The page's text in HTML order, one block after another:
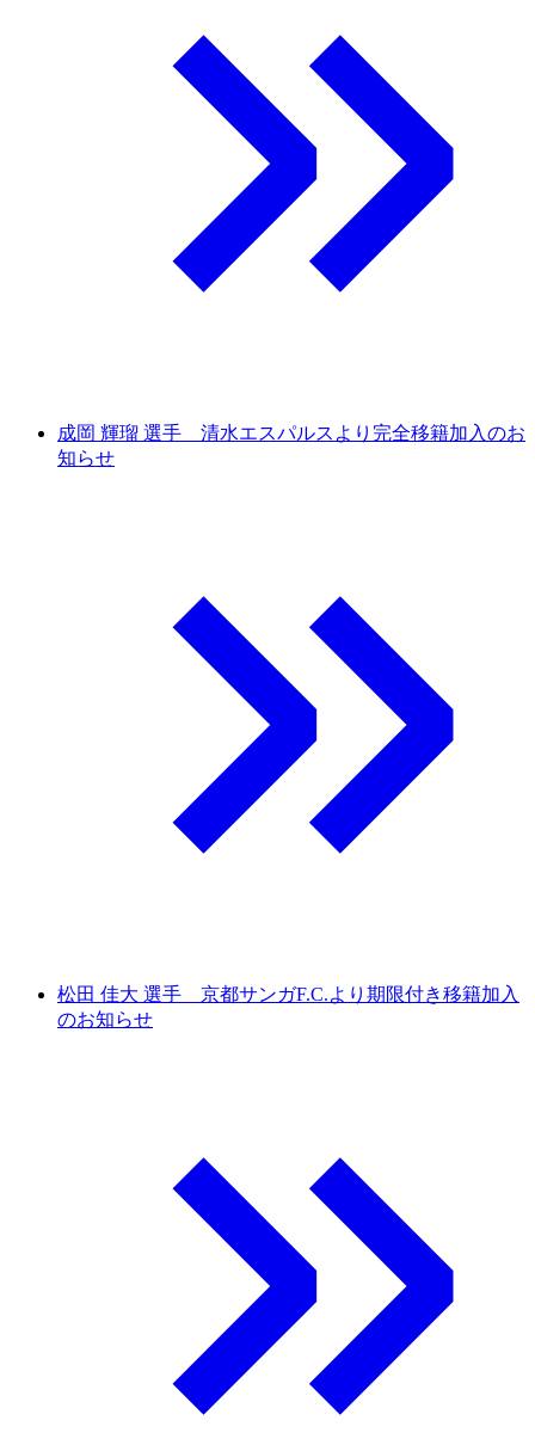
成岡 輝瑠 選手 清水エスパルスより完全移籍加入のお
知らせ
松田 佳大 選手 京都サンガF.C.より期限付き移籍加入
のお知らせ